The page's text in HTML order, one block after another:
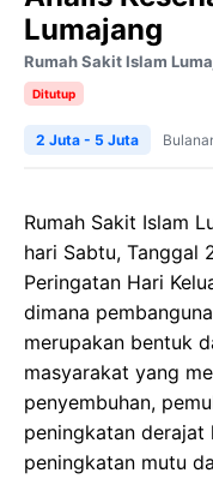
Lumajang
Rumah Sakit Islam
Ditutup
2 Juta - 5 Juta
Rumah Sakit Islam
hari Sabtu, Tanggal
Peringatan Hari
dimana
merupakan bentuk
masyarakat yang
penyembuhan,
peningkatan derajat
peningkatan mutu